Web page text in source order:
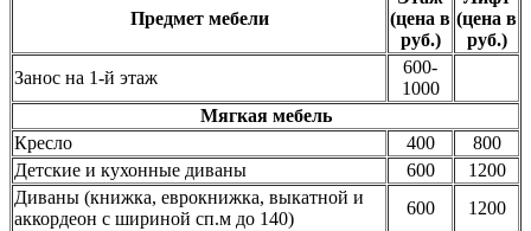
Предмет мебели
(цена в
руб.)
(цена в
руб.)
Занос на 1-й этаж
600-
1000
Мягкая мебель
Кресло
400
800
Детские и кухонные диваны
600
1200
Диваны (книжка, еврокнижка, выкатной и
аккордеон с шириной сп.м до 140)
600
1200